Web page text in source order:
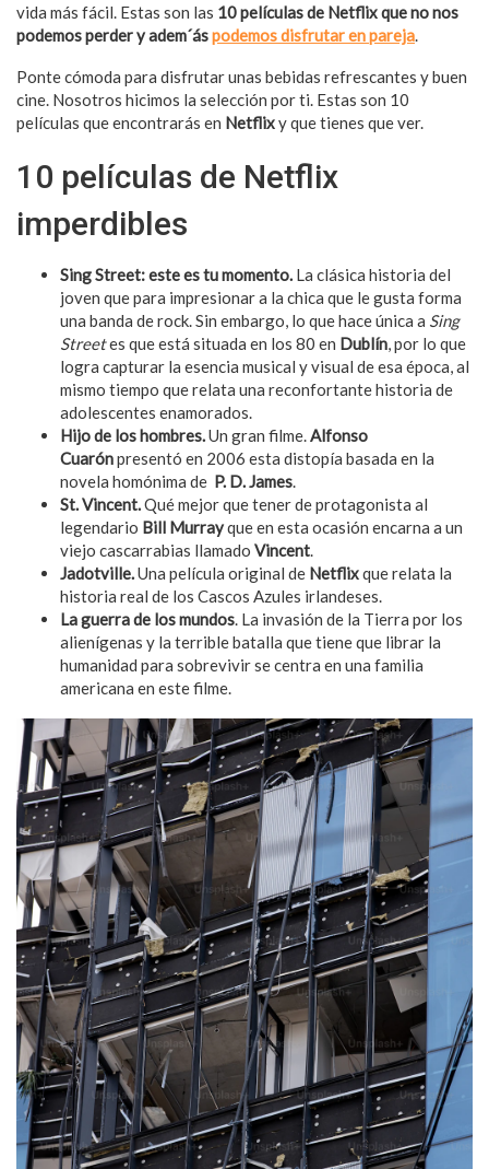
vida más fácil. Estas son las 10 películas de Netflix que no nos
podemos perder y adem´áspodemos disfrutar en pareja.
Ponte cómoda para disfrutar unas bebidas refrescantes y buen
cine. Nosotros hicimos la selección por ti. Estas son 10
películas que encontrarás en Netflixy que tienes que ver.
10 películas de Netflix
imperdibles
Sing Street: este es tu momento. La clásica historia del
joven que para impresionar a la chica que le gusta forma
una banda de rock. Sin embargo, lo que hace única a Sing
Streetes que está situada en los 80 en Dublín, por lo que
logra capturar la esencia musical y visual de esa época, al
mismo tiempo que relata una reconfortante historia de
adolescentes enamorados.
Hijo de los hombres.Un gran filme.Alfonso
Cuarónpresentó en 2006 esta distopía basada en la
novela homónima de P. D. James.
St. Vincent.Qué mejor que tener de protagonista al
legendario Bill Murrayque en esta ocasión encarna a un
viejo cascarrabias llamado Vincent.
Jadotville.Una película original de Netflixque relata la
historia real de los Cascos Azules irlandeses.
La guerra de los mundos. La invasión de la Tierra por los
alienígenas y la terrible batalla que tiene que librar la
humanidad para sobrevivir se centra en una familia
americana en este filme.